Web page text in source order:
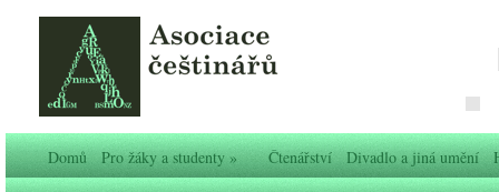
Domů Pro žáky a studenty» Čtenářství Divadlo a jiná umění